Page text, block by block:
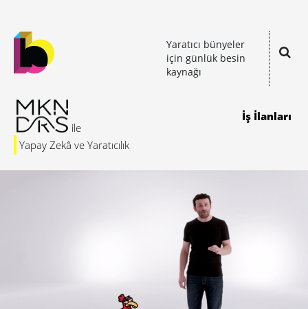
Yaratıcı bünyeler
için günlük besin
kaynağı
Yapay Zekâ ve Yaratıcılık
İş İlanları